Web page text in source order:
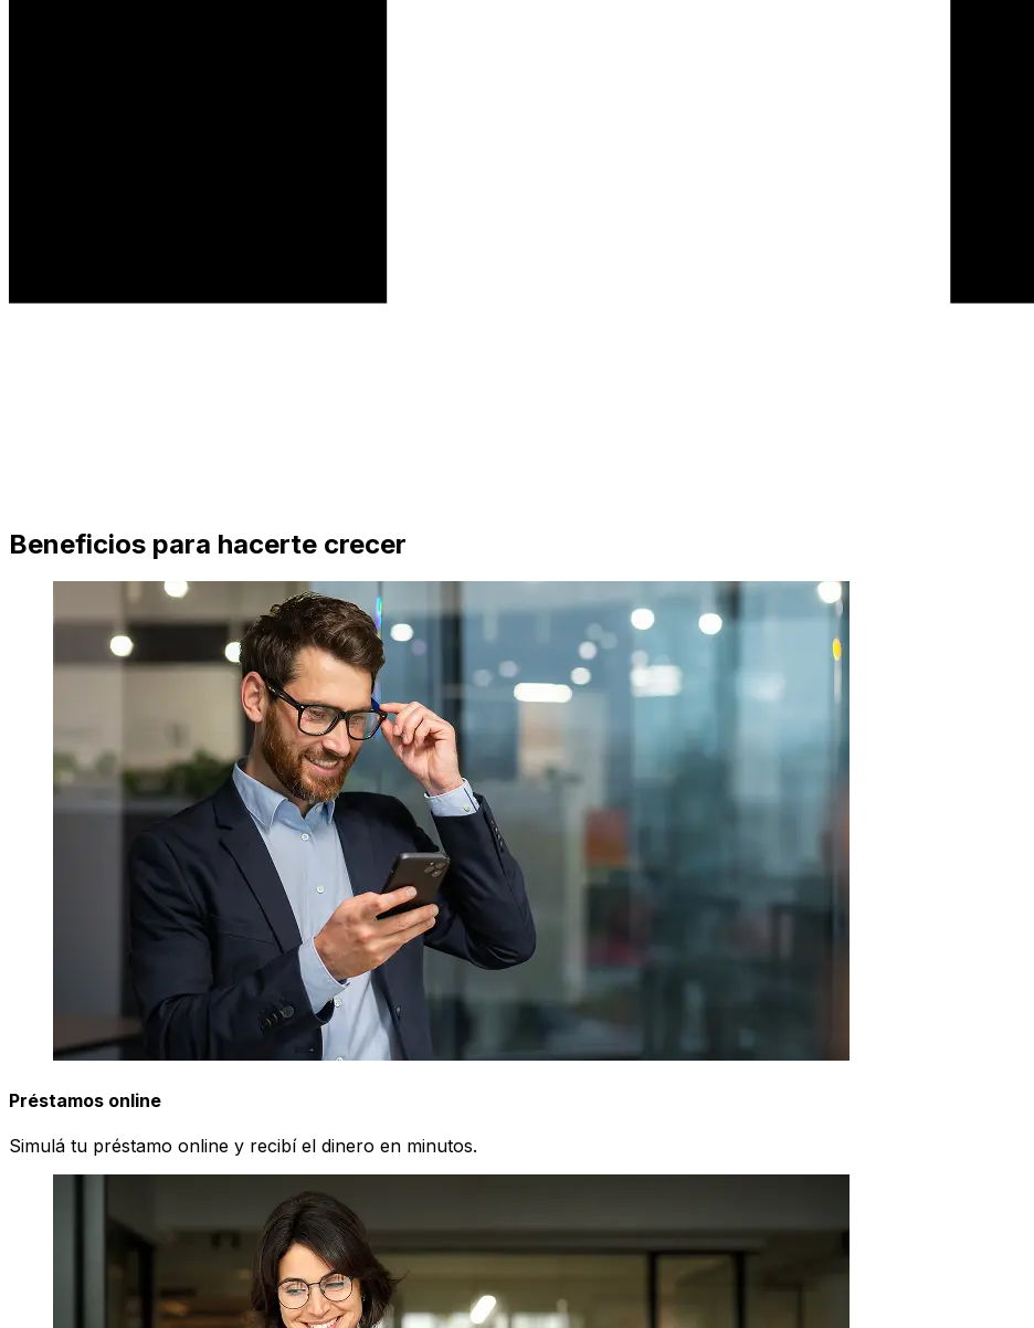
Beneficios para hacerte crecer
Préstamos online
Simulá tu préstamo online y recibí el dinero en minutos.